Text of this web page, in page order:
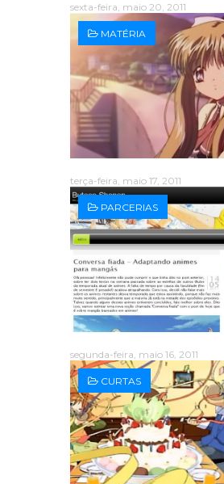
sexta-feira, maio 20, 2011
MATÉRIA
terça-feira, maio 17, 2011
PARCERIAS
segunda-feira, maio 16, 2011
CURTAS